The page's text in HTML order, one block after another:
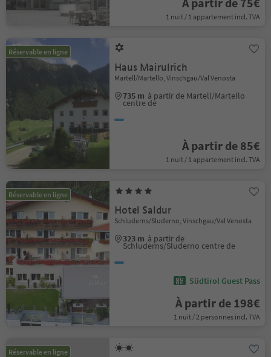
1 nuit / 1 appartement incl. TVA
Réservable en ligne
Haus Mairulrich
Martell/Martello, Vinschgau/Val Venosta
735 m à partir de Martell/Martello
centre de
À partir de 85€
1 nuit / 1 appartement incl. TVA
Réservable en ligne
Hotel Saldur
Schluderns/Sluderno, Vinschgau/Val Venosta
323 m à partir de
Schluderns/Sluderno centre de
Südtirol Guest Pass
À partir de 198€
1 nuit / 2 personnes incl. TVA
Réservable en ligne